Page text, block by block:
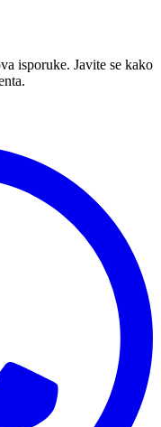
isporuke. Javite se kako